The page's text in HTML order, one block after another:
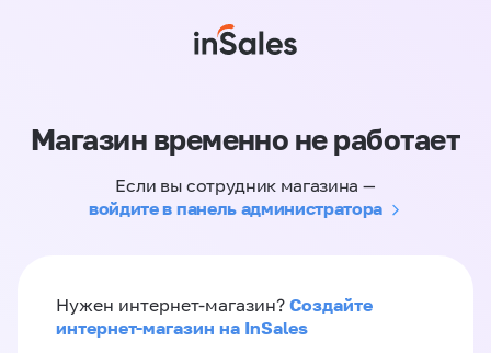
Магазин временно не работает
Если вы сотрудник магазина —
войдите в панель администратора
Нужен интернет-магазин? Создайте
интернет-магазин на InSales